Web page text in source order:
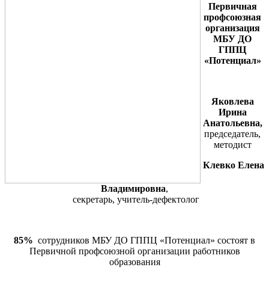
Первичная
профсоюзная
организация
МБУ ДО
ГППЦ
«Потенциал»
Яковлева
Ирина
Анатольевна,
председатель,
методист
Клевко Елена
Владимировна,
секретарь, учитель-дефектолог
85% сотрудников МБУ ДО ГППЦ «Потенциал» состоят в
Первичной профсоюзной организации работников
образования